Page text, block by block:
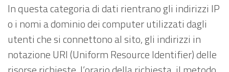
In questa categoria di dati rientrano gli indirizzi IP
o i nomi a dominio dei computer utilizzati dagli
utenti che si connettono al sito, gli indirizzi in
notazione URI (Uniform Resource Identifier) delle